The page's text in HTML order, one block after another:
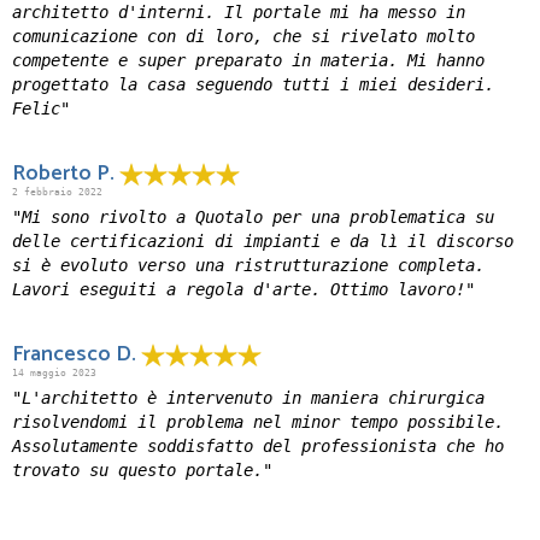
architetto d'interni. Il portale mi ha messo in
comunicazione con di loro, che si rivelato molto
competente e super preparato in materia. Mi hanno
progettato la casa seguendo tutti i miei desideri.
Felic"
Roberto P.
2 febbraio 2022
"Mi sono rivolto a Quotalo per una problematica su
delle certificazioni di impianti e da lì il discorso
si è evoluto verso una ristrutturazione completa.
Lavori eseguiti a regola d'arte. Ottimo lavoro!"
Francesco D.
14 maggio 2023
"L'architetto è intervenuto in maniera chirurgica
risolvendomi il problema nel minor tempo possibile.
Assolutamente soddisfatto del professionista che ho
trovato su questo portale."